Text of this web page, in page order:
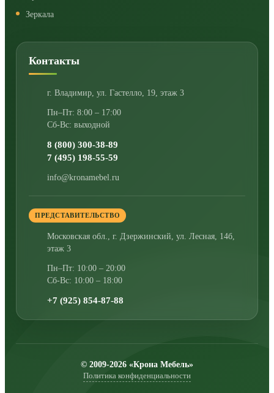
Зеркала
Контакты
г. Владимир, ул. Гастелло, 19, этаж 3
Пн–Пт: 8:00 – 17:00
Сб-Вс: выходной
8 (800) 300-38-89
7 (495) 198-55-59
info@kronamebel.ru
ПРЕДСТАВИТЕЛЬСТВО
Московская обл., г. Дзержинский, ул. Лесная, 14б,
этаж 3
Пн–Пт: 10:00 – 20:00
Сб-Вс: 10:00 – 18:00
+7 (925) 854-87-88
© 2009-2026 «Крона Мебель»
Политика конфиденциальности